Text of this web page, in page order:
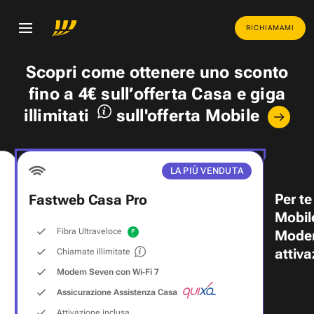
RICHIAMAMI
Scopri come ottenere uno sconto
fino a 4€ sull’offerta Casa egiga
illimitati
sull'offerta Mobile
LA PIÙ VENDUTA
Fastweb Casa Pro
Fibra Ultraveloce
Chiamate illimitate
Modem Seven con Wi‑Fi 7
Assicurazione Assistenza Casa
Per